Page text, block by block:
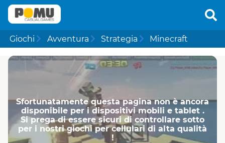
Giochi Avventura Strategia Minecraft
Sfortunatamente questa pagina non è ancora
disponibile per i dispositivi mobili e tablet .
Si prega di essere sicuri di controllare sotto
per i nostri giochi per cellulari di alta qualità
!